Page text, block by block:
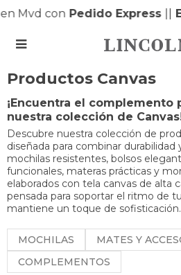
Mvd conPedido Express

Productos Canvas
¡Encuentra el complemento
nuestra colección de
Descubre nuestra colección de
diseñada para combinar
mochilas resistentes, bolsos
funcionales, materas prácticas y
elaborados con tela canvas de alta
pensada para soportar el ritmo de
mantiene un toque de sofisticación.
MOCHILAS
MATES Y
COMPLEMENTOS